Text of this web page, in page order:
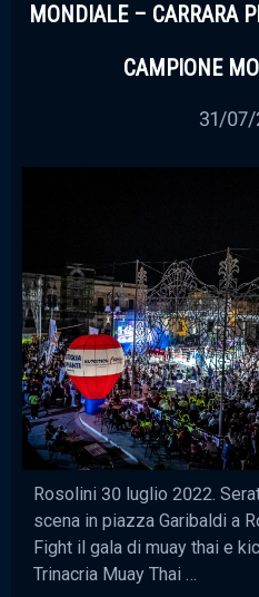
MONDIALE – CARRARA
CAMPIONE
31/
Rosolini 30 luglio 2022.
scena in piazza Garibaldi a
Fight il gala di muay thai e
Trinacria Muay Thai …